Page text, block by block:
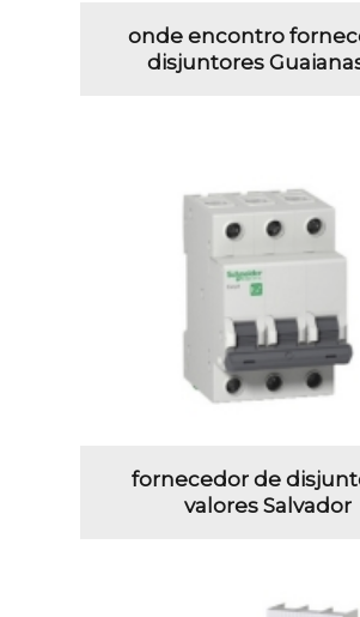
onde encontro
disjuntores
fornecedor de
valores Salvador